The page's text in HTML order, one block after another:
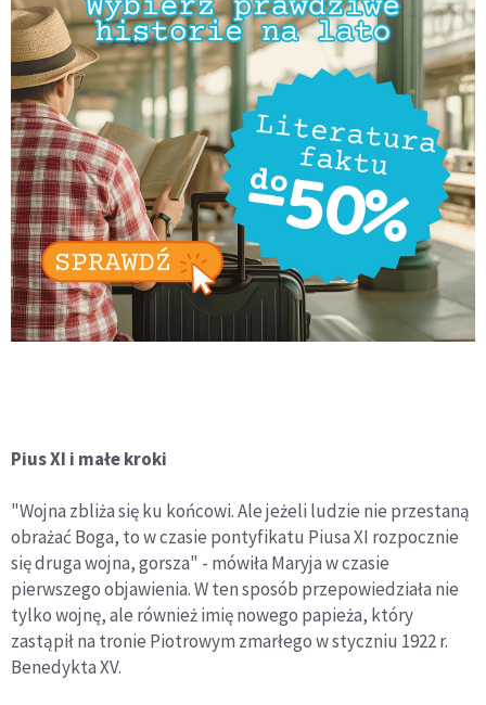
Pius XI i małe kroki
"Wojna zbliża się ku końcowi. Ale jeżeli ludzie nie przestaną
obrażać Boga, to w czasie pontyfikatu Piusa XI rozpocznie
się druga wojna, gorsza" - mówiła Maryja w czasie
pierwszego objawienia. W ten sposób przepowiedziała nie
tylko wojnę, ale również imię nowego papieża, który
zastąpił na tronie Piotrowym zmarłego w styczniu 1922 r.
Benedykta XV.